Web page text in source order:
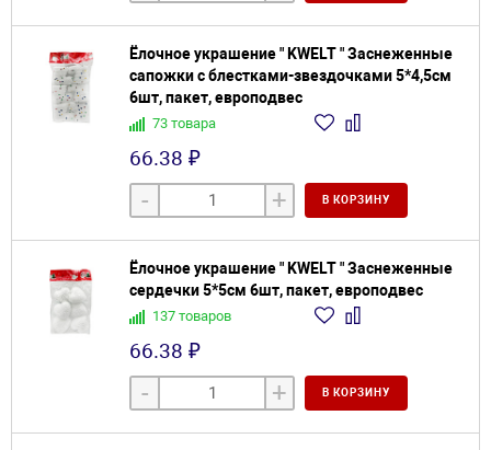
Ёлочное украшение " KWELT " Заснеженные
сапожки с блестками-звездочками 5*4,5см
6шт, пакет, европодвес
73 товара
66.38 ₽
- + В КОРЗИНУ
Ёлочное украшение " KWELT " Заснеженные
сердечки 5*5см 6шт, пакет, европодвес
137 товаров
66.38 ₽
- + В КОРЗИНУ